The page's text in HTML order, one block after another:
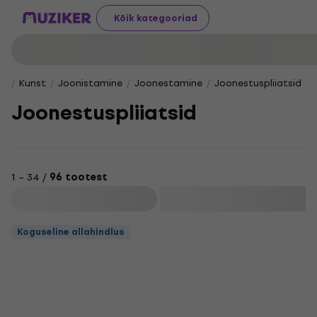
Kõik kategooriad
Kunst Joonistamine Joonestamine Joonestuspliiatsid
Joonestuspliiatsid
1 – 34 / 96 tootest
Koguseline allahindlus